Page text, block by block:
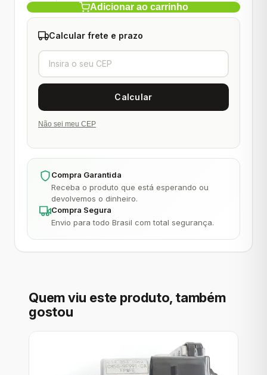
Adicionar ao carrinho
Calcular frete e prazo
Não sei meu CEP
Compra Garantida
Receba o produto que está esperando ou
devolvemos o dinheiro.
Compra Segura
Envio para todo Brasil com total segurança.
Quem viu este produto, também
gostou